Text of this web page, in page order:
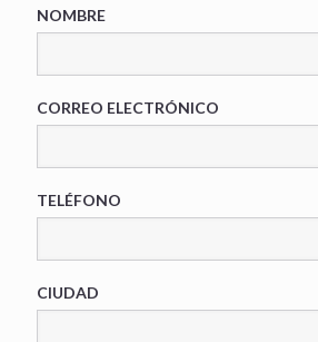
NOMBRE
CORREO ELECTRÓNICO
TELÉFONO
CIUDAD